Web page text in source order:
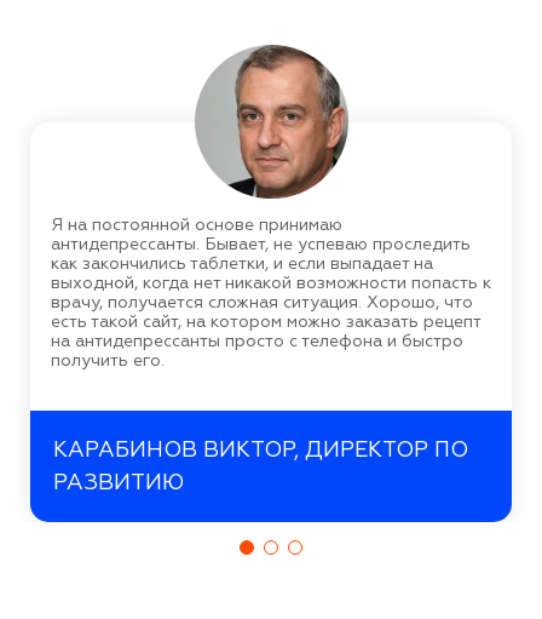
Я на постоянной основе принимаю
антидепрессанты. Бывает, не успеваю проследить
как закончились таблетки, и если выпадает на
выходной, когда нет никакой возможности попасть к
врачу, получается сложная ситуация. Хорошо, что
есть такой сайт, на котором можно заказать рецепт
на антидепрессанты просто с телефона и быстро
получить его.
КАРАБИНОВ ВИКТОР, ДИРЕКТОР ПО
РАЗВИТИЮ